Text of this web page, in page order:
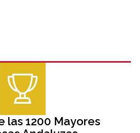
las 1200 Mayores